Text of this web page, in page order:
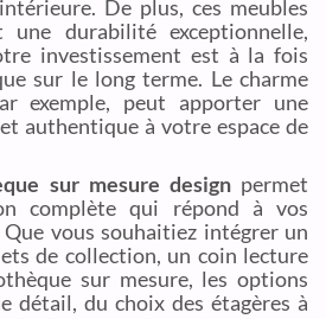
De plus, ces meubles
durabilité exceptionnelle,
investissement est à la fois
sur le long terme. Le charme
exemple, peut apporter une
authentique à votre espace de
sur mesure designpermet
complète qui répond à vos
Que vous souhaitiez intégrer un
de collection, un coin lecture
sur mesure, les options
détail, du choix des étagères à